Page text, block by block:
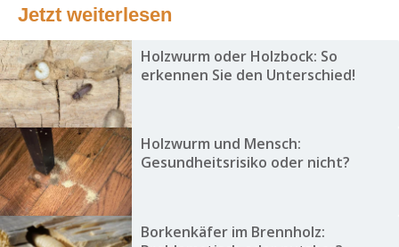
Jetzt weiterlesen
Holzwurm oder Holzbock: So
erkennen Sie den Unterschied!
Holzwurm und Mensch:
Gesundheitsrisiko oder nicht?
Borkenkäfer im Brennholz: